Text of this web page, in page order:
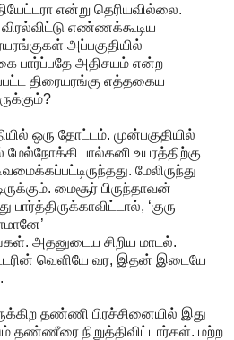
என்று தெரியவில்லை.
விரல்விட்டு எண்ணக்கூடிய
அப்பகுதியில்
பார்ப்பதே அதிசயம் என்ற
திரையரங்கு எத்தகைய
ஒரு தோட்டம். முன்பகுதியில்
மேல்நோக்கி பால்கனி உயரத்திற்கு
மேலிருந்து
மைசூர் பிருந்தாவன்
‘குரு
அதனுடைய சிறிய மாடல்.
வெளியே வர, இதன் இடையே
தண்ணி பிரச்சினையில் இது
தண்ணீரை நிறுத்திவிட்டார்கள். மற்ற